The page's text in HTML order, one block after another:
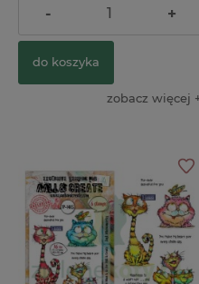
56,00 zł
- +
do koszyka
zobacz więcej